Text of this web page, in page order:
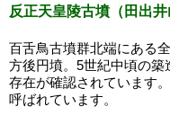
反正天皇陵古墳（田出井
百舌鳥古墳群北端にある
方後円墳。5世紀中頃の
存在が確認されています
呼ばれています。